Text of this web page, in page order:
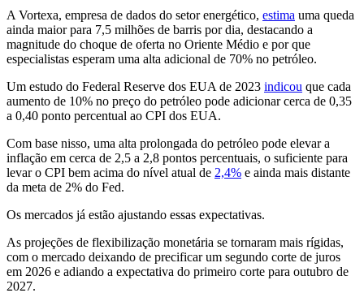
A Vortexa, empresa de dados do setor energético, estima uma queda
ainda maior para 7,5 milhões de barris por dia, destacando a
magnitude do choque de oferta no Oriente Médio e por que
especialistas esperam uma alta adicional de 70% no petróleo.
Um estudo do Federal Reserve dos EUA de 2023 indicou que cada
aumento de 10% no preço do petróleo pode adicionar cerca de 0,35
a 0,40 ponto percentual ao CPI dos EUA.
Com base nisso, uma alta prolongada do petróleo pode elevar a
inflação em cerca de 2,5 a 2,8 pontos percentuais, o suficiente para
levar o CPI bem acima do nível atual de 2,4% e ainda mais distante
da meta de 2% do Fed.
Os mercados já estão ajustando essas expectativas.
As projeções de flexibilização monetária se tornaram mais rígidas,
com o mercado deixando de precificar um segundo corte de juros
em 2026 e adiando a expectativa do primeiro corte para outubro de
2027.